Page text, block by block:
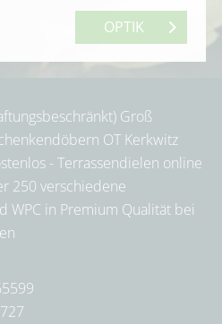
OPTIK
Groß
OT Kerkwitz
- Terrassendielen online
250 verschiedene
WPC in Premium Qualität bei